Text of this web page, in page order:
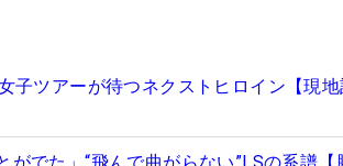
子ツアーが待つネクストヒロイン【現